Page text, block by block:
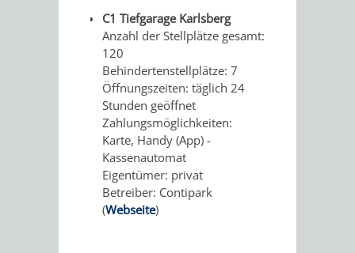
TOUREN
BUSREISEN
–
BRÄUCHE
AN
C1 Tiefgarage Karlsberg
Anzahl der Stellplätze gesamt:
120
Behindertenstellplätze: 7
Öffnungszeiten: täglich 24
Stunden geöffnet
Zahlungsmöglichkeiten:
Karte, Handy (App) -
Kassenautomat
Eigentümer: privat
Betreiber: Contipark
(Webseite)